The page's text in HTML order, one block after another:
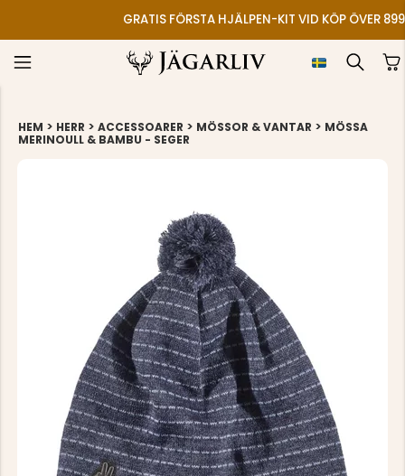
GRATIS FÖRSTA HJÄLPEN-KIT VID KÖP ÖVER
HEM > HERR > ACCESSOARER > MÖSSOR & VANTAR > MÖSSA
MERINOULL & BAMBU - SEGER